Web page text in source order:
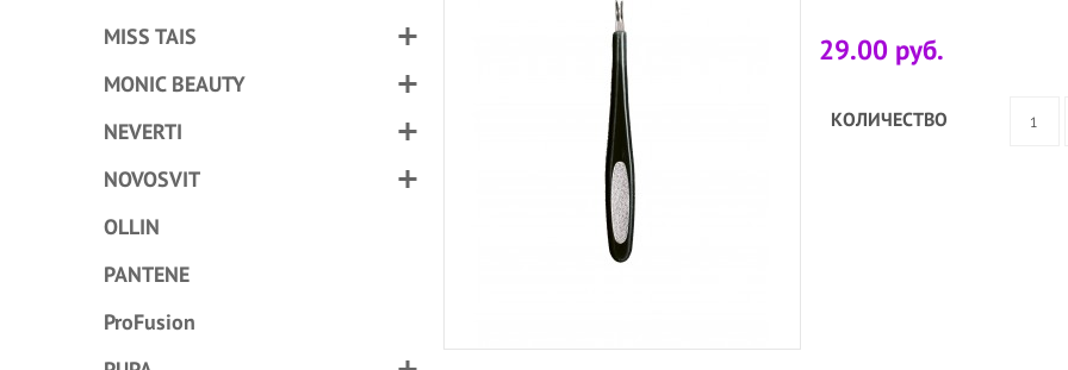
MISS TAIS
MONIC BEAUTY
NEVERTI
NOVOSVIT
OLLIN
PANTENE
ProFusion
29.00 руб.
КОЛИЧЕСТВО